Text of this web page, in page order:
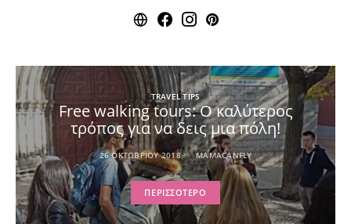
TRAVEL TIPS
Free walking tours: Ο καλύτερος
τρόπος για να δεις μια πόλη!
26 ΟΚΤΩΒΡΊΟΥ 2018 MAMACANFLY
ΠΕΡΙΣΣΌΤΕΡΟ